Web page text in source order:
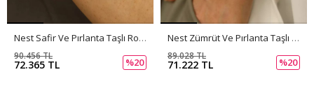
Nest Safir Ve Pırlanta Taşlı Rose Altın Bileklik
72.365 TL
90.456 TL
%20
Nest Zümrüt Ve Pırlanta Taşlı Rose Altın Bileklik
71.222 TL
89.028 TL
%20